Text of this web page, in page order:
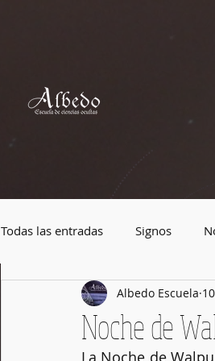
Todas las entradas Signos
Plantas mágicas Piedras
Noche de
Albedo Escuela
La Noche de